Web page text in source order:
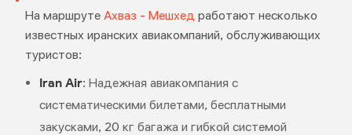
На маршруте Ахваз - Мешхед работают несколько
известных иранских авиакомпаний, обслуживающих
туристов:
Iran Air: Надежная авиакомпания с
систематическими билетами, бесплатными
закусками, 20 кг багажа и гибкой системой